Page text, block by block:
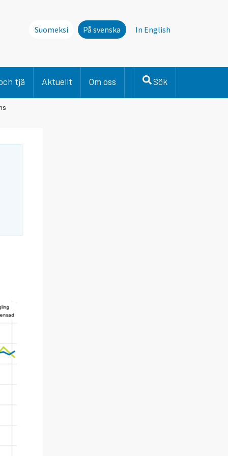
Suomeksi På svenska In English
tjä Aktuellt Om oss Sök